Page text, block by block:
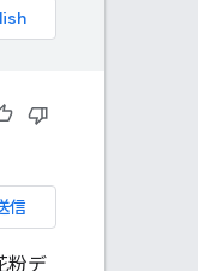
信
粉デ